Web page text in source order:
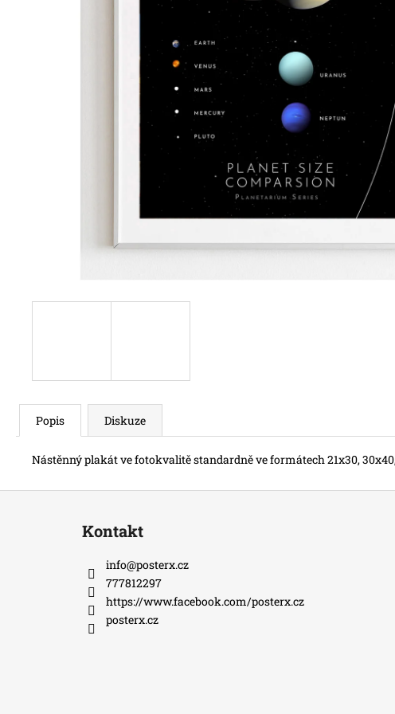
Popis Diskuze
Nástěnný plakát ve fotokvalitě standardně ve formátech 21x30,
Kontakt
info@posterx.cz
777812297
https://www.facebook.com/posterx.cz
posterx.cz